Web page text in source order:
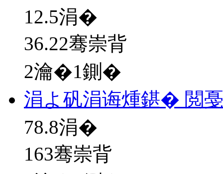
12.5涓�
36.22骞崇背
2瀹�1鍘�
涓よ矾涓诲煄鍖� 閲
78.8涓�
163骞崇背